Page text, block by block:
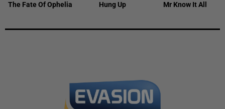
The Fate Of Ophelia Hung Up Mr Know It All